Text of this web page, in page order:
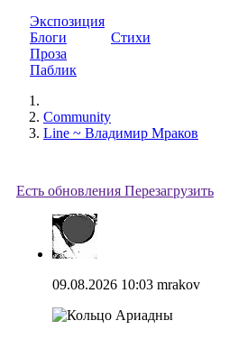
Экспозиция
Блоги
Стихи
Проза
Паблик
Community
Line ~ Владимир Мраков
Есть обновления Перезагрузить
09.08.2026 10:03 mrakov